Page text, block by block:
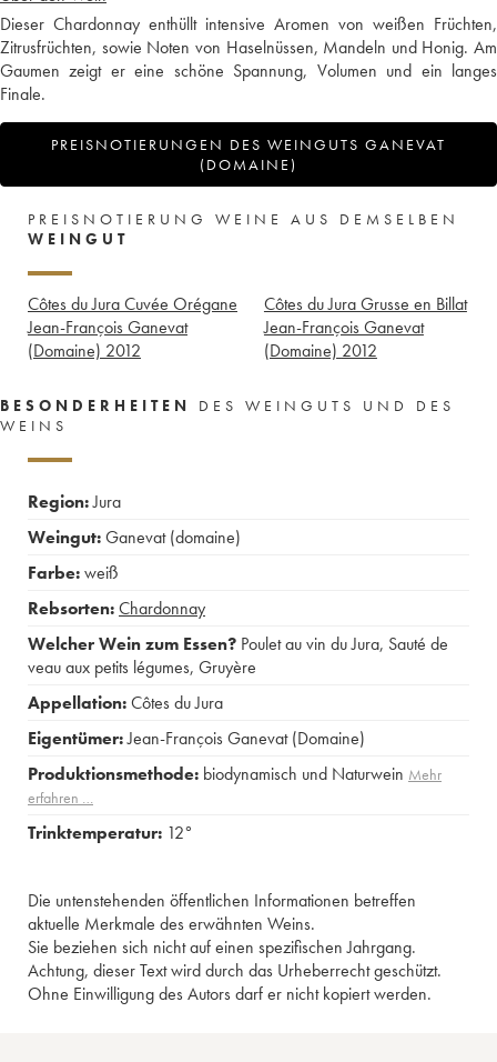
Dieser Chardonnay enthüllt intensive Aromen von weißen Früchten,
Zitrusfrüchten, sowie Noten von Haselnüssen, Mandeln und Honig. Am
Gaumen zeigt er eine schöne Spannung, Volumen und ein langes
Finale.
PREISNOTIERUNGEN DES WEINGUTS GANEVAT
(DOMAINE)
PREISNOTIERUNG WEINE AUS DEMSELBEN
WEINGUT
Côtes du Jura Cuvée Orégane
Jean-François Ganevat
(Domaine) 2012
Côtes du Jura Grusse en Billat
Jean-François Ganevat
(Domaine) 2012
BESONDERHEITEN
DES WEINGUTS UND DES
WEINS
Region:Jura
Weingut:Ganevat (domaine)
Farbe:weiß
Rebsorten:Chardonnay
Welcher Wein zum Essen? Poulet au vin du Jura, Sauté de
veau aux petits légumes, Gruyère
Appellation:Côtes du Jura
Eigentümer:Jean-François Ganevat (Domaine)
Produktionsmethode: biodynamisch und Naturwein Mehr
erfahren …
Trinktemperatur: 12°
Die untenstehenden öffentlichen Informationen betreffen
aktuelle Merkmale des erwähnten Weins.
Sie beziehen sich nicht auf einen spezifischen Jahrgang.
Achtung, dieser Text wird durch das Urheberrecht geschützt.
Ohne Einwilligung des Autors darf er nicht kopiert werden.